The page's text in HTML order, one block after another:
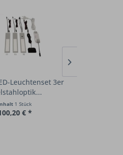
Leuchtenset 3er
1 Stück
€ *